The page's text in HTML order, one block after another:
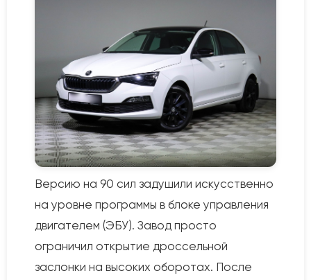
Версию на 90 сил задушили искусственно
на уровне программы в блоке управления
двигателем (ЭБУ). Завод просто
ограничил открытие дроссельной
заслонки на высоких оборотах. После